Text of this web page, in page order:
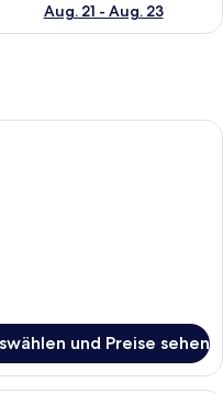
Aug. 21 - Aug. 23
Schreibtisch,
und Preise sehen